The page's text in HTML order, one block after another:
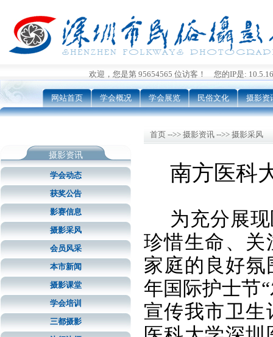
欢迎，您是第 95654565 位访客！ 您的IP是:
网站首页 学会概况 学会展览 民俗文化 摄影资
摄影资讯
学会动态
获奖公告
影赛信息
摄影采风
会员风采
本市新闻
摄影课堂
学会培训
三都摄影
首页 -->> 摄影资讯 -->> 摄影采风
南方医科
为充分展
珍惜生命、关
家庭的良好氛
年国际护士节
宣传我市卫